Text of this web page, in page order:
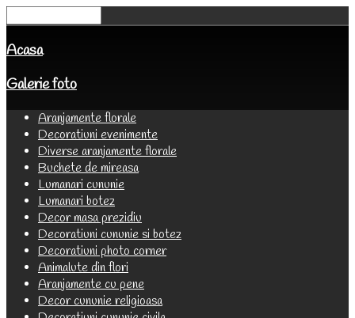
Acasa
Galerie foto
Aranjamente florale
Decoratiuni evenimente
Diverse aranjamente florale
Buchete de mireasa
Lumanari cununie
Lumanari botez
Decor masa prezidiu
Decoratiuni cununie si botez
Decoratiuni photo corner
Animalute din flori
Aranjamente cu pene
Decor cununie religioasa